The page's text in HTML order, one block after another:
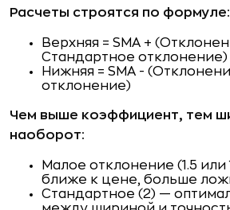
Расчеты строятся по формуле:
Верхняя = SMA +
Стандартное отклонение)
Нижняя = SMA -
отклонение)
Чем выше коэффициент, тем
наоборот:
Малое отклонение (1.5 или
ближе к цене, больше
Стандартное (2) —